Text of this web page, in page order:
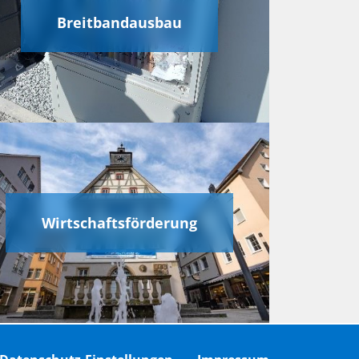
Breitbandausbau
Wirtschaftsförderung